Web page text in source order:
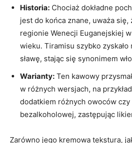
Historia: Chociaż dokładne
jest do końca znane, uważa się,
regionie Wenecji Euganejskiej
wieku. Tiramisu szybko
sławę, stając się synonimem
Warianty: Ten kawowy
w różnych wersjach, na
dodatkiem różnych owoców
bezalkoholowej, zastępując
Zarówno jego kremowa tekstura,